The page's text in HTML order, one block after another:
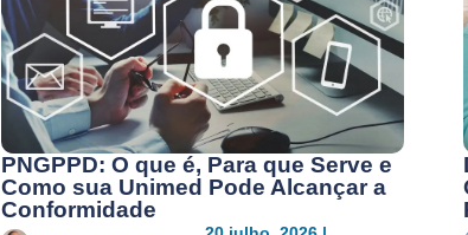
PNGPPD: O que é, Para que Serve e
Como sua Unimed Pode Alcançar a
Conformidade